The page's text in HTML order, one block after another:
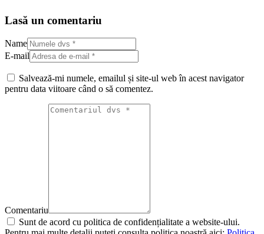
Lasă un comentariu
Name
E-mail
Salvează-mi numele, emailul și site-ul web în acest navigator
pentru data viitoare când o să comentez.
Comentariu
Sunt de acord cu politica de confidențialitate a website-ului.